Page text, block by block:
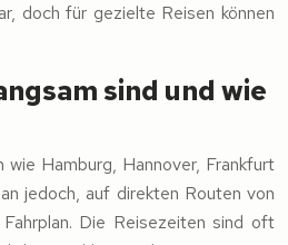
doch für gezielte Reisen können
sind und wie
Hamburg, Hannover, Frankfurt
jedoch, auf direkten Routen von
Die Reisezeiten sind oft